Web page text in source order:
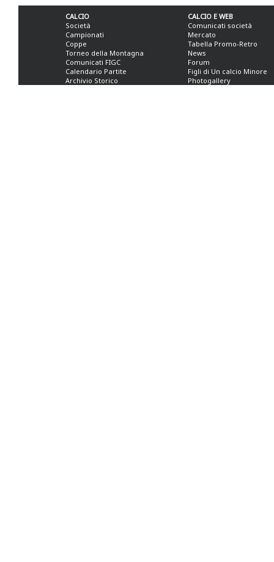
CALCIO
Società
Campionati
Coppe
Torneo della Montagna
Comunicati FIGC
Calendario Partite
Archivio Storico
CALCIO E WEB
Comunicati società
Mercato
Tabella Promo-Retro
News
Forum
Figli di Un calcio Minore
Photogallery